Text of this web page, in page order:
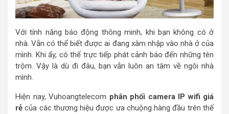
Với tính năng báo động thông minh, khi bạn không có ở
nhà. Vẫn có thể biết được ai đang xâm nhập vào nhà ở của
mình. Khi ấy, có thể trực tiếp phát cảnh báo đến những tên
trộm. Vậy là dù đi đâu, bạn vẫn luôn an tâm về ngôi nhà
mình.
Hiện nay, Vuhoangtelecom phân phối camera IP wifi giá
rẻ của các thương hiệu được ưa chuộng hàng đầu trên thế